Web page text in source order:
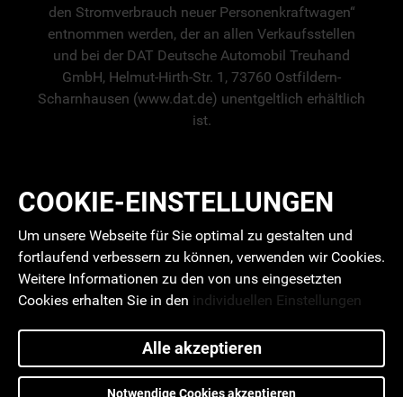
den Stromverbrauch neuer Personenkraftwagen“
entnommen werden, der an allen Verkaufsstellen
und bei der DAT Deutsche Automobil Treuhand
GmbH, Helmut-Hirth-Str. 1, 73760 Ostfildern-
Scharnhausen (www.dat.de) unentgeltlich erhältlich
ist.
COOKIE-EINSTELLUNGEN
Um unsere Webseite für Sie optimal zu gestalten und
fortlaufend verbessern zu können, verwenden wir Cookies.
Weitere Informationen zu den von uns eingesetzten
Cookies erhalten Sie in den individuellen Einstellungen
Alle akzeptieren
Notwendige Cookies akzeptieren